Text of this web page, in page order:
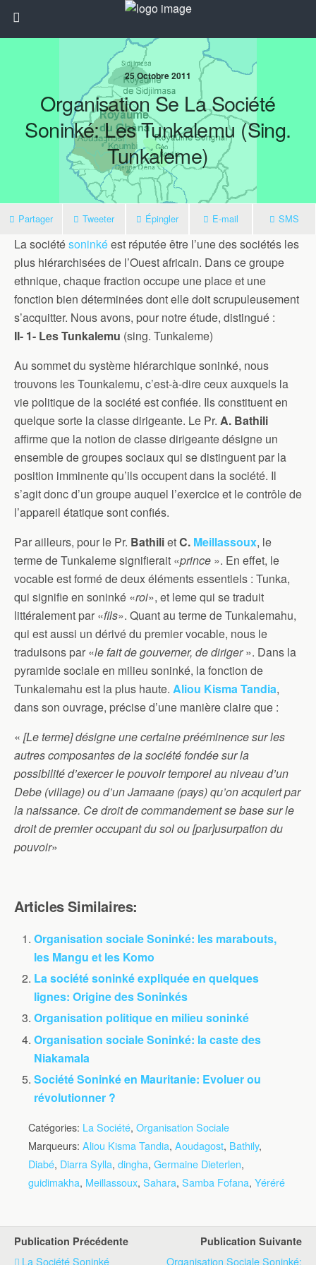
25 Octobre 2011
Organisation Se La Société
Soninké: Les Tunkalemu (sing.
Tunkaleme)
Partager Tweeter Épingler E-mail SMS
La sociétésoninkéest réputée être l’une des sociétés les
plus hiérarchisées de l’Ouest africain. Dans ce groupe
ethnique, chaque fraction occupe une place et une
fonction bien déterminées dont elle doit scrupuleusement
s’acquitter. Nous avons, pour notre étude, distingué :
II- 1- Les Tunkalemu (sing. Tunkaleme)
Au sommet du système hiérarchique soninké, nous
trouvons les Tounkalemu, c’est-à-dire ceux auxquels la
vie politique de la société est confiée. Ils constituent en
quelque sorte la classe dirigeante. Le Pr. A. Bathili
affirme que la notion de classe dirigeante désigne un
ensemble de groupes sociaux qui se distinguent par la
position imminente qu’ils occupent dans la société. Il
s’agit donc d’un groupe auquel l’exercice et le contrôle de
l’appareil étatique sont confiés.
Par ailleurs, pour le Pr. BathilietC. Meillassoux, le
terme de Tunkaleme signifierait «prince ». En effet, le
vocable est formé de deux éléments essentiels : Tunka,
qui signifie en soninké «roi», et leme qui se traduit
littéralement par «fils». Quant au terme de Tunkalemahu,
qui est aussi un dérivé du premier vocable, nous le
traduisons par «le fait de gouverner, de diriger». Dans la
pyramide sociale en milieu soninké, la fonction de
Tunkalemahu est la plus haute. Aliou Kisma Tandia,
dans son ouvrage, précise d’une manière claire que :
« [Le terme] désigne une certaine prééminence sur les
autres composantes de la société fondée sur la
possibilité d’exercer le pouvoir temporel au niveau d’un
Debe (village) ou d’un Jamaane (pays) qu’on acquiert par
la naissance. Ce droit de commandement se base sur le
droit de premier occupant du sol ou [par]usurpation du
pouvoir»
Articles Similaires:
Organisation sociale Soninké: les marabouts,
les Mangu et les Komo
La société soninké expliquée en quelques
lignes: Origine des Soninkés
Organisation politique en milieu soninké
Organisation sociale Soninké: la caste des
Niakamala
Société Soninké en Mauritanie: Evoluer ou
révolutionner ?
Catégories: La Société, Organisation Sociale
Marqueurs: Aliou Kisma Tandia, Aoudagost, Bathily,
Diabé, Diarra Sylla, dingha, Germaine Dieterlen,
guidimakha, Meillassoux, Sahara, Samba Fofana, Yéréré
Publication Précédente
La Société Soninké
Publication Suivante
Organisation Sociale Soninké: